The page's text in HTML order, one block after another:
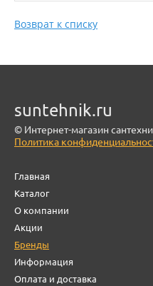
Возврат к списку
suntehnik.ru
© Интернет-магазин
Политика
Главная
Каталог
О компании
Акции
Бренды
Информация
Оплата и доставка